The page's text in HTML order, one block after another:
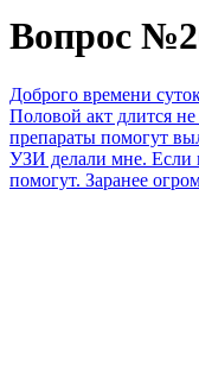
Вопрос
Доброго времени
Половой акт длится
препараты помогут
УЗИ делали мне. Если
помогут. Заранее